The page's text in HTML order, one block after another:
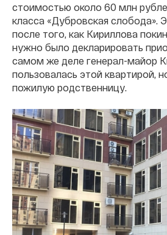
стоимостью около 60 млн
класса «Дубровская слобода».
после того, как Кириллова
нужно было декларировать
самом же деле генерал-майор
пользовалась этой квартирой,
пожилую родственницу.